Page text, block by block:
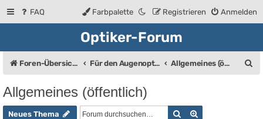
FAQ Anmelden
Registrieren
Farbpalette
Optiker-Forum
Foren-Übersicht Für den Augenoptiker (Bis auf den Bereich "Allgemeines" eine geschlossene Gruppe) Allgemeines (öffentlich)
Allgemeines (öffentlich)
Neues Thema Suche